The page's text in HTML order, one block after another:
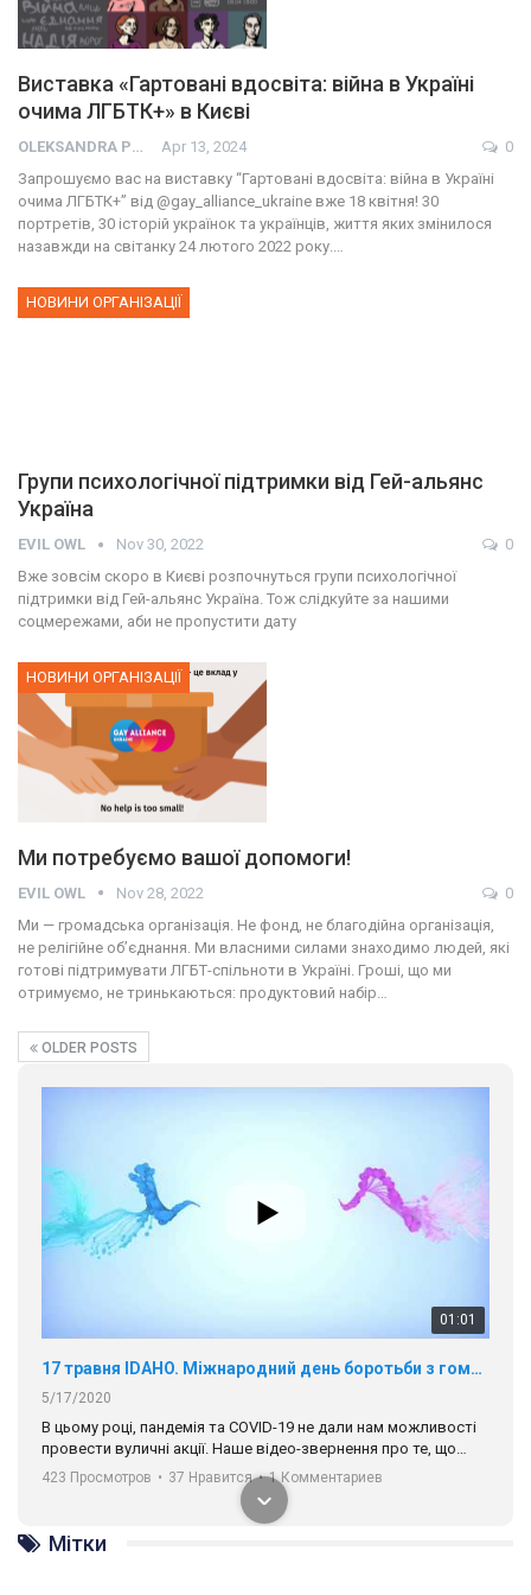
Виставка «Гартовані вдосвіта: війна в Україні
очима ЛГБТК+» в Києві
OLEKSANDRA PRESS Apr 13, 2024
0
Запрошуємо вас на виставку “Гартовані вдосвіта: війна в Україні
очима ЛГБТК+” від @gay_alliance_ukraine вже 18 квітня! 30
портретів, 30 історій українок та українців, життя яких змінилося
назавжди на світанку 24 лютого 2022 року.…
НОВИНИ ОРГАНІЗАЦІЇ
Групи психологічної підтримки від Гей-альянс
Україна
EVIL OWL Nov 30, 2022
0
Вже зовсім скоро в Києві розпочнуться групи психологічної
підтримки від Гей-альянс Україна. Тож слідкуйте за нашими
соцмережами, аби не пропустити дату
НОВИНИ ОРГАНІЗАЦІЇ
Ми потребуємо вашої допомоги!
EVIL OWL Nov 28, 2022
0
Ми — громадська організація. Не фонд, не благодійна організація,
не релігійне об’єднання. Ми власними силами знаходимо людей, які
готові підтримувати ЛГБТ-спільноти в Україні. Гроші, що ми
отримуємо, не тринькаються: продуктовий набір…
OLDER POSTS
01:01
17 травня IDAHO. Міжнародний день боротьби з гомофобією трансфобією і біфобія.
5/17/2020
В цьому році, пандемія та COVІD-19 не дали нам можливості
провести вуличні акції. Наше відео-звернення про те, що
навіть коли ми у різних містах та не можемо зустрінеться, ми
разом. Ми закликаємо всіх хто поділяє цінності рівності та
солідарності, приєднатися до нас. Регіональні підрозділи
ГАУ є в 16 областях України.
Разом наш голос лунає гучніше!
423 Просмотров • 37 Нравится • 1 Комментариев
Мітки